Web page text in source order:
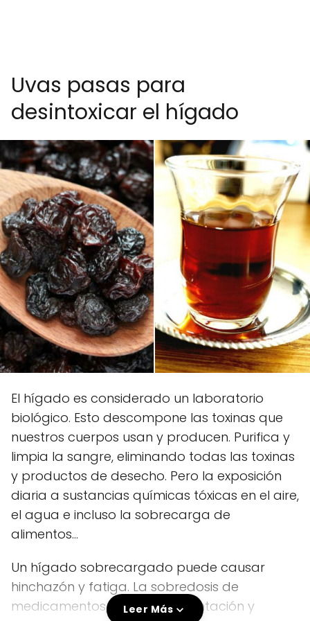
Uvas pasas para
desintoxicar el hígado
El hígado es considerado un laboratorio
biológico. Esto descompone las toxinas que
nuestros cuerpos usan y producen. Purifica y
limpia la sangre, eliminando todas las toxinas
y productos de desecho. Pero la exposición
diaria a sustancias químicas tóxicas en el aire,
el agua e incluso la sobrecarga de
alimentos...
Un hígado sobrecargado puede causar
hinchazón y fatiga. La sobredosis de
medicamentos, la mala alimentación y
Leer Más